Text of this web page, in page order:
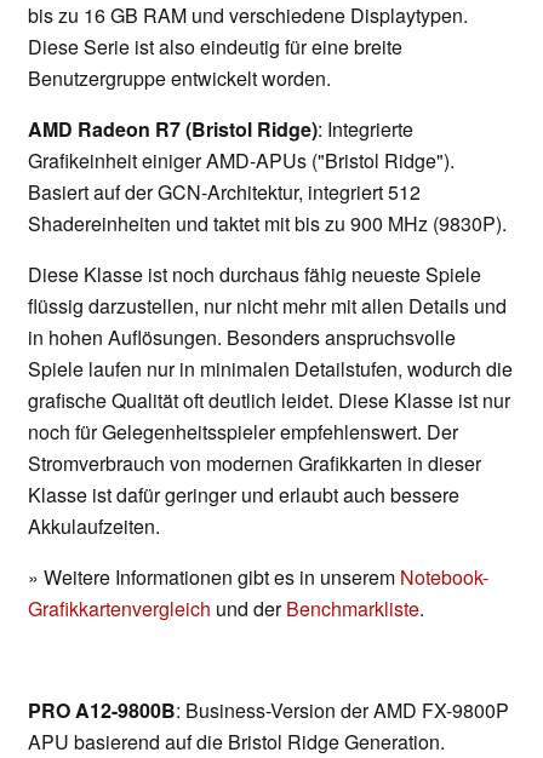
bis zu 16 GB RAM und verschiedene Displaytypen.
Diese Serie ist also eindeutig für eine breite
Benutzergruppe entwickelt worden.
AMD Radeon R7 (Bristol Ridge): Integrierte
Grafikeinheit einiger AMD-APUs ("Bristol Ridge").
Basiert auf der GCN-Architektur, integriert 512
Shadereinheiten und taktet mit bis zu 900 MHz (9830P).
Diese Klasse ist noch durchaus fähig neueste Spiele
flüssig darzustellen, nur nicht mehr mit allen Details und
in hohen Auflösungen. Besonders anspruchsvolle
Spiele laufen nur in minimalen Detailstufen, wodurch die
grafische Qualität oft deutlich leidet. Diese Klasse ist nur
noch für Gelegenheitsspieler empfehlenswert. Der
Stromverbrauch von modernen Grafikkarten in dieser
Klasse ist dafür geringer und erlaubt auch bessere
Akkulaufzeiten.
» Weitere Informationen gibt es in unserem Notebook-
Grafikkartenvergleich und derBenchmarkliste.
PRO A12-9800B: Business-Version der AMD FX-9800P
APU basierend auf die Bristol Ridge Generation.